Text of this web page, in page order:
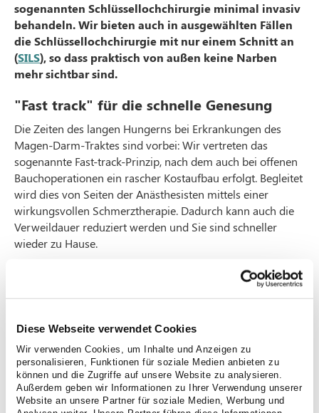
Diese Webseite verwendet Cookies
Wir verwenden Cookies, um Inhalte und Anzeigen zu
personalisieren, Funktionen für soziale Medien anbieten zu
können und die Zugriffe auf unsere Website zu analysieren.
Außerdem geben wir Informationen zu Ihrer Verwendung unserer
Website an unsere Partner für soziale Medien, Werbung und
sogenannten Schlüssellochchirurgie minimal invasiv
behandeln. Wir bieten auch in ausgewählten Fällen
die Schlüssellochchirurgie mit nur einem Schnitt an
(SILS), so dass praktisch von außen keine Narben
mehr sichtbar sind.
"Fast track" für die schnelle Genesung
Die Zeiten des langen Hungerns bei Erkrankungen des
Magen-Darm-Traktes sind vorbei: Wir vertreten das
sogenannte Fast-track-Prinzip, nach dem auch bei offenen
Bauchoperationen ein rascher Kostaufbau erfolgt. Begleitet
wird dies von Seiten der Anästhesisten mittels einer
wirkungsvollen Schmerztherapie. Dadurch kann auch die
Verweildauer reduziert werden und Sie sind schneller
wieder zu Hause.
Der Dickdarm schließt sich an den Dünndarm an und hat
Eindickung des Stuhls. Man unterscheidet vier
verschiedene Abschnitte: Aufsteigender Dickdarmanteil
(Colon ascendens), Querdickdarm (Colon transversum),
Absteigender Dickdarmanteil (Colon descendens), S-
förmige Dickdarmschlinge (Colon sigmoideum). In